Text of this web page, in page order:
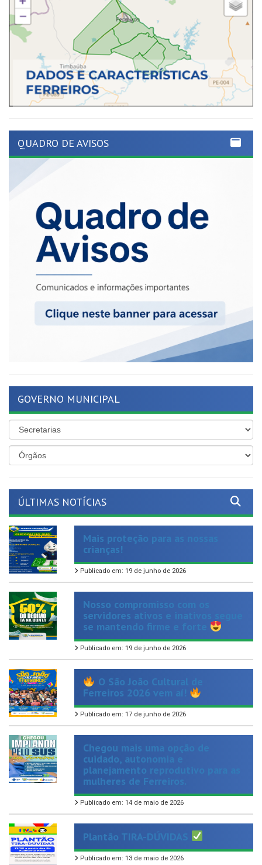
Mais proteção para as nossas
crianças!
Publicado em: 19 de junho de 2026
Nosso compromisso com os
servidores ativos e inativos segue
se mantendo firme e forte
Publicado em: 19 de junho de 2026
O São João Cultural de
Ferreiros 2026 vem aí!
Publicado em: 17 de junho de 2026
Chegou mais uma opção de
cuidado, autonomia e
planejamento reprodutivo para as
mulheres de Ferreiros.
Publicado em: 14 de maio de 2026
Plantão TIRA-DÚVIDAS
Publicado em: 13 de maio de 2026